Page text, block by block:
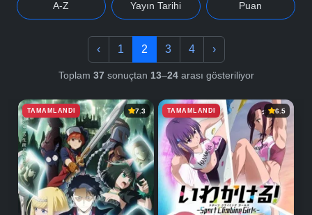
A-Z Yayın Tarihi Puan
‹ 1 2 3 4 ›
Toplam 37sonuçtan 13–24arası gösteriliyor
TAMAMLANDI 7.3 TAMAMLANDI 6.5